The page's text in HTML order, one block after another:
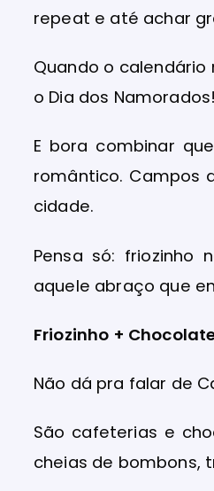
repeat e até achar
Quando o
o Dia dos Namorados!
E bora combinar
romântico. Campos
cidade.
Pensa só: friozinho
aquele abraço que
Friozinho +
Não dá pra falar de
São cafeterias e
cheias de bombons,